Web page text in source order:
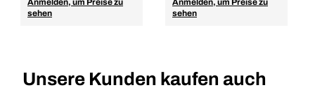
Anmelden, um Preise zu
sehen
Anmelden, um Preise zu
sehen
Unsere Kunden kaufen auch